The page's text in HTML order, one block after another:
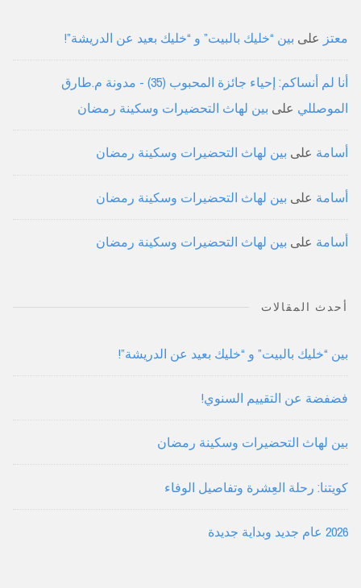
معتز على بين “خليك بالبيت” و “خليك بعيد عن الدريشة”!
أنا لم أنساكم: إحياء جائزة المحبوب (35) - مدونة م.طارق
الموصللي على بين لهاث التحضيرات وسكينة رمضان
أسامة على بين لهاث التحضيرات وسكينة رمضان
أسامة على بين لهاث التحضيرات وسكينة رمضان
أسامة على بين لهاث التحضيرات وسكينة رمضان
أحدث المقالات
بين “خليك بالبيت” و “خليك بعيد عن الدريشة”!
فضفضة عن التقييم السنوي!
بين لهاث التحضيرات وسكينة رمضان
كويتنا: رحلة العِشرة وتفاصيل الوفاء
2026 عام جديد وبداية جديدة